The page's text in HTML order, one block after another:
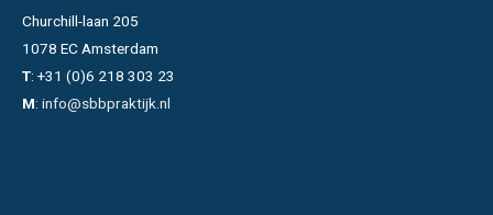
Churchill-laan 205
1078 EC Amsterdam
T: +31 (0)6 218 303 23
M: info@sbbpraktijk.nl